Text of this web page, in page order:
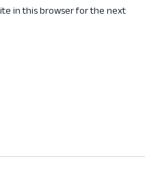
in this browser for the next